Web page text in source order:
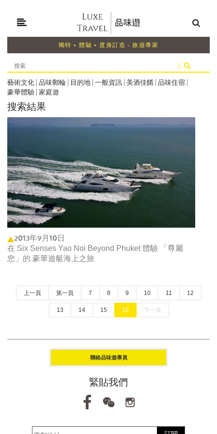
獨特 • 體驗 • 度身訂造 - 旅遊專家
|
藝術文化 | 品味郵輪 | 目的地 | 一般資訊 | 美酒佳餚 | 品味住宿 |
豪華體驗 | 家庭遊
搜索結果
2013年9月10日
在 Six Senses Yao Noi Beyond Phuket 體驗 「尊屬
您」的 豪華遊艇海上之旅
上一頁 第一頁 7 8 9 10 11 12
13 14 15 16 下一頁
聯絡品味遊專員
緊貼我們